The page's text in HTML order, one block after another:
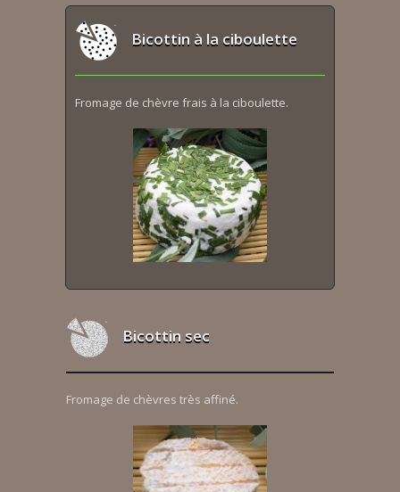
Bicottin à la ciboulette
Fromage de chèvre frais à la ciboulette.
Bicottin sec
Fromage de chèvres très affiné.